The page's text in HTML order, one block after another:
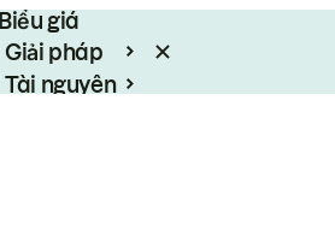
Biểu giá
Giải pháp
Tài nguyên